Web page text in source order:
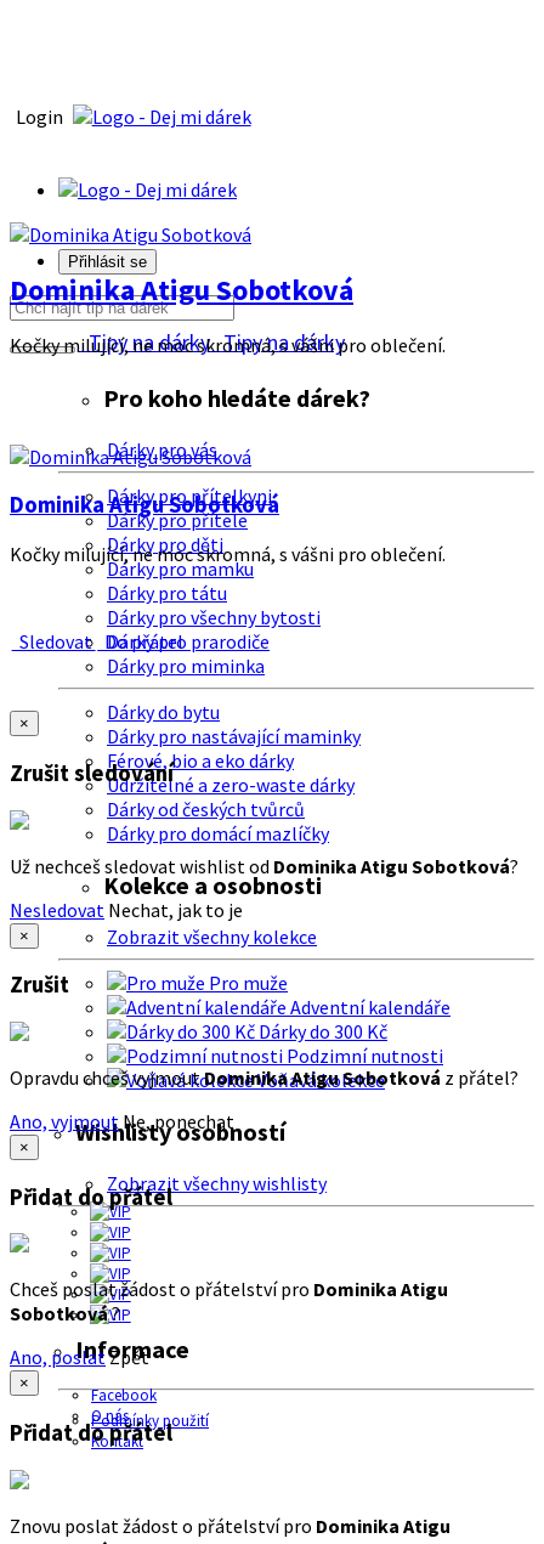
Login
Přihlásit se
Tipy na dárkyTipy na dárky
Pro koho hledáte dárek?
Dárky pro vás
Dárky pro přítelkyni
Dárky pro přítele
Dárky pro děti
Dárky pro mamku
Dárky pro tátu
Dárky pro všechny bytosti
Dárky pro prarodiče
Dárky pro miminka
Dárky do bytu
Dárky pro nastávající maminky
Férové, bio a eko dárky
Udržitelné a zero-waste dárky
Dárky od českých tvůrců
Dárky pro domácí mazlíčky
Kolekce a osobnosti
Zobrazit všechny kolekce
Pro muže
Adventní kalendáře
Dárky do 300 Kč
Podzimní nutnosti
Voňavá kolekce
Wishlisty osobností
Zobrazit všechny wishlisty
Informace
Facebook
O nás
Podmínky použití
Kontakt
Dominika Atigu Sobotková
Kočky milující, ne moc skromná, s vášni pro oblečení.
Dominika Atigu Sobotková
Kočky milující, ne moc skromná, s vášni pro oblečení.
Sledovat Do přátel
×
Zrušit sledování
Už nechceš sledovat wishlist od Dominika Atigu Sobotková?
Nesledovat Nechat, jak to je
×
Zrušit
Opravdu chceš vyjmoutDominika Atigu Sobotková z přátel?
Ano, vyjmout Ne, ponechat
×
Přidat do přátel
Chceš poslat žádost o přátelství pro Dominika Atigu
Sobotková?
Ano, poslatZpět
×
Přidat do přátel
Znovu poslat žádost o přátelství pro Dominika Atigu